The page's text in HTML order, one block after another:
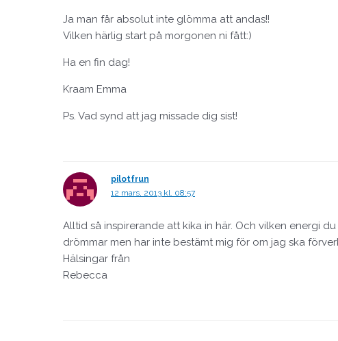
Ja man får absolut inte glömma att andas!!
Vilken härlig start på morgonen ni fått:)
Ha en fin dag!
Kraam Emma
Ps. Vad synd att jag missade dig sist!
pilotfrun
12 mars, 2013 kl. 08:57
Alltid så inspirerande att kika in här. Och vilken energi
drömmar men har inte bestämt mig för om jag ska
Hälsingar från
Rebecca